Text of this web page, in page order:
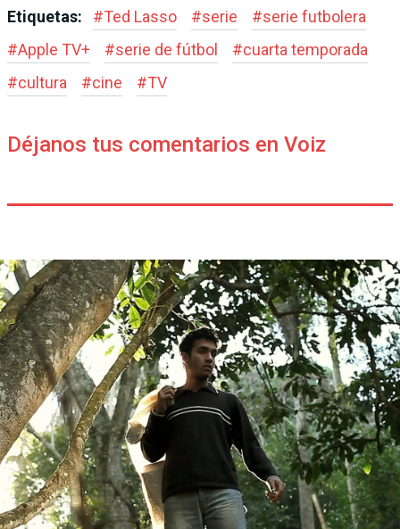
Etiquetas: #Ted Lasso #serie #serie futbolera
#Apple TV+ #serie de fútbol #cuarta temporada
#cultura #cine #TV
Déjanos tus comentarios en Voiz